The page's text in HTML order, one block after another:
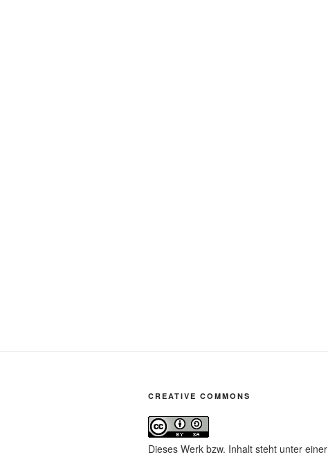
CREATIVE COMMONS
Dieses Werk bzw. Inhalt steht unter einer